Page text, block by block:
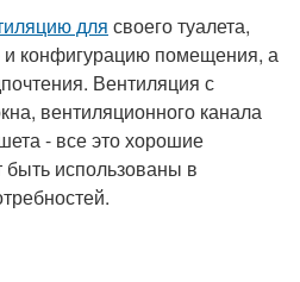
для своего туалета,
и конфигурацию помещения, а
Вентиляция с
вентиляционного канала
- все это хорошие
использованы в